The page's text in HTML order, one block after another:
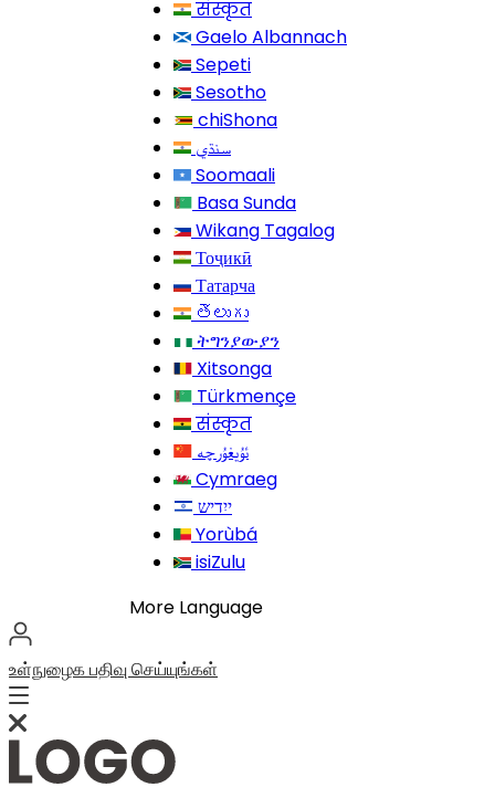
संस्कृत
Gaelo Albannach
Sepeti
Sesotho
chiShona
سنڌي
Soomaali
Basa Sunda
Wikang Tagalog
Тоҷикӣ
Татарча
తెలుగు
ትግንያውያን
Xitsonga
Türkmençe
संस्कृत
Cymraeg
Yorùbá
isiZulu
More Language
உள்நுழைகபதிவு செய்யுங்கள்